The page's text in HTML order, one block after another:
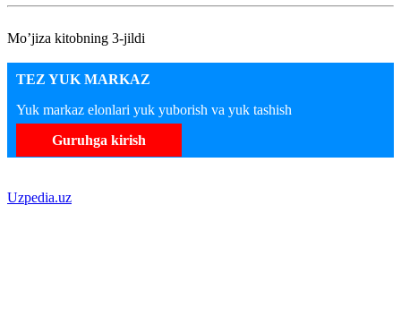
Mo’jiza kitobning 3-jildi
TEZ YUK MARKAZ
Yuk markaz elonlari yuk yuborish va yuk tashish
Guruhga kirish
Uzpedia.uz